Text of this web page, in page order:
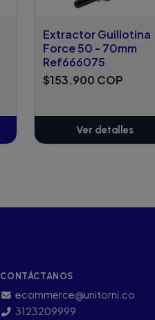
Extractor Guillotina
Force 50 - 70mm
Ref666075
$153.900 COP
Ver detalles
CONTÁCTANOS
ecommerce@unitorni.co
3123209999